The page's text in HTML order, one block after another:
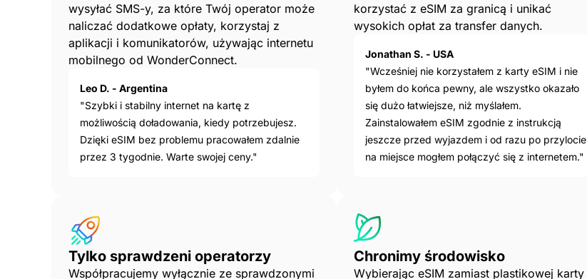
wysyłać SMS-y, za które Twój operator może
naliczać dodatkowe opłaty, korzystaj z
aplikacji i komunikatorów, używając internetu
mobilnego od WonderConnect.
Leo D. - Argentina
"Szybki i stabilny internet na kartę z
możliwością doładowania, kiedy potrzebujesz.
Dzięki eSIM bez problemu pracowałem zdalnie
przez 3 tygodnie. Warte swojej ceny."
korzystać z eSIM za granicą i unikać
wysokich opłat za transfer danych.
Jonathan S. - USA
"Wcześniej nie korzystałem z karty eSIM i nie
byłem do końca pewny, ale wszystko okazało
się dużo łatwiejsze, niż myślałem.
Zainstalowałem eSIM zgodnie z instrukcją
jeszcze przed wyjazdem i od razu po przylocie
na miejsce mogłem połączyć się z internetem."
Tylko sprawdzeni operatorzy
Współpracujemy wyłącznie ze sprawdzonymi
Chronimy środowisko
Wybierając eSIM zamiast plastikowej karty